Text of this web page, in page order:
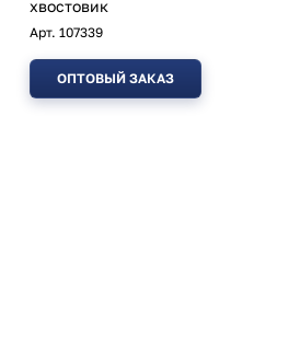
хвостовик
Арт. 107339
ОПТОВЫЙ ЗАКАЗ